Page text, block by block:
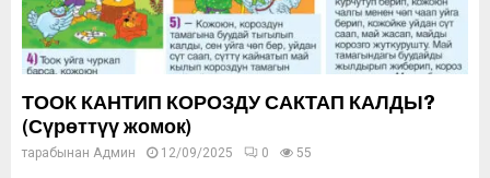
ТООК КАНТИП КОРОЗДУ САКТАП КАЛДЫ?
(Сүрөттүү жомок)
тарабынан Админ 12/09/2025 0 55